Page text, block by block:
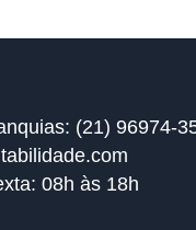
(21) 96974-
08h às 18h